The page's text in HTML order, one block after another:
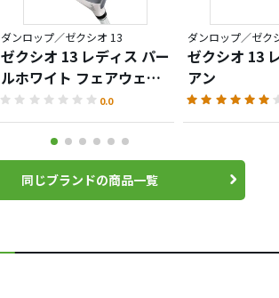
ダンロップ／ゼクシオ 13
ゼクシオ 13 レディス パー
ルホワイト フェアウェイ
ウッド
0.0
ダンロップ／ゼク
ゼクシオ 13
アン
同じブランドの商品一覧